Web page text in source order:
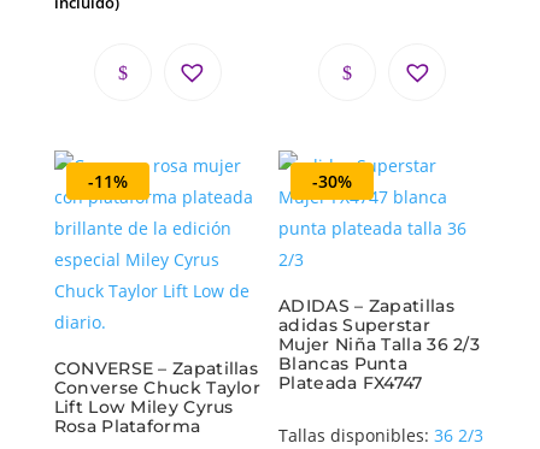
-11%
CONVERSE – Zapatillas
Converse Chuck Taylor
Lift Low Miley Cyrus
Rosa Plataforma
-30%
ADIDAS – Zapatillas
adidas Superstar
Mujer Niña Talla 36 2/3
Blancas Punta
Plateada FX4747
Tallas disponibles:36 2/3